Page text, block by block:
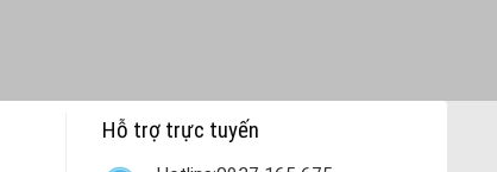
Hỗ trợ trực tuyến